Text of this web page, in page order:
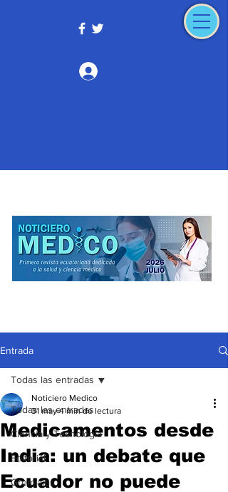
Entrada
Todas las entradas
Ciencia y Tecnología
Editorial
Gremiales
Todas las entradas
Medicamentos desde
India: un debate que
Ecuador no puede
Noticiero Medico
31 may 4 min de lectura